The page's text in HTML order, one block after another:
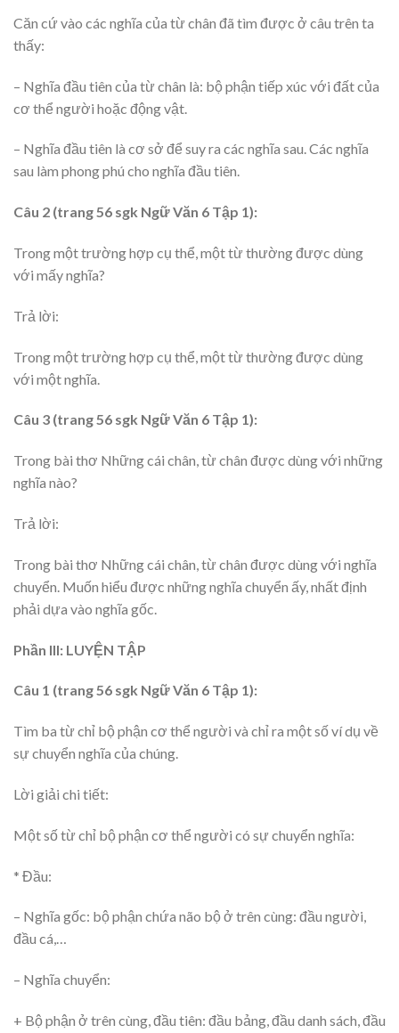
Căn cứ vào các nghĩa của từ chân đã tìm được ở câu trên ta
thấy:
– Nghĩa đầu tiên của từ chân là: bộ phận tiếp xúc với đất của
cơ thể người hoặc động vật.
– Nghĩa đầu tiên là cơ sở để suy ra các nghĩa sau. Các nghĩa
sau làm phong phú cho nghĩa đầu tiên.
Câu 2 (trang 56 sgk Ngữ Văn 6 Tập 1):
Trong một trường hợp cụ thể, một từ thường được dùng
với mấy nghĩa?
Trả lời:
Trong một trường hợp cụ thể, một từ thường được dùng
với một nghĩa.
Câu 3 (trang 56 sgk Ngữ Văn 6 Tập 1):
Trong bài thơ Những cái chân, từ chân được dùng với những
nghĩa nào?
Trả lời:
Trong bài thơ Những cái chân, từ chân được dùng với nghĩa
chuyển. Muốn hiểu được những nghĩa chuyển ấy, nhất định
phải dựa vào nghĩa gốc.
Phần III: LUYỆN TẬP
Câu 1 (trang 56 sgk Ngữ Văn 6 Tập 1):
Tìm ba từ chỉ bộ phận cơ thể người và chỉ ra một số ví dụ về
sự chuyển nghĩa của chúng.
Lời giải chi tiết:
Một số từ chỉ bộ phận cơ thể người có sự chuyển nghĩa:
* Đầu:
– Nghĩa gốc: bộ phận chứa não bộ ở trên cùng: đầu người,
đầu cá,…
– Nghĩa chuyển:
+ Bộ phận ở trên cùng, đầu tiên: đầu bảng, đầu danh sách, đầu